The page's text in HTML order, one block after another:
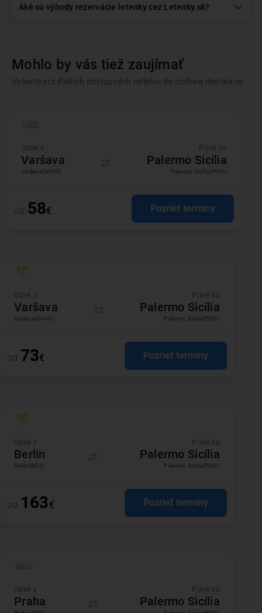
Aké sú výhody rezervácie letenky cez Letenky.sk?
Mohlo by vás tiež zaujímať
Vyberte si z ďalších dostupných odletov do cieľovej destinácie
Odlet z
Varšava
Prílet do
Palermo Sicília
Varšava(WAW) Palermo Sicília(PMO)
od 58€ Pozrieť termíny
Odlet z
Varšava
Prílet do
Palermo Sicília
Varšava(WAW) Palermo Sicília(PMO)
od 73€ Pozrieť termíny
Odlet z
Berlín
Prílet do
Palermo Sicília
Berlín (BER) Palermo Sicília(PMO)
od 163€ Pozrieť termíny
Odlet z
Praha
Prílet do
Palermo Sicília